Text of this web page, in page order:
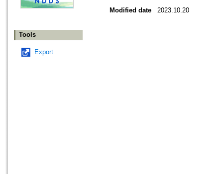
Tools
Export
Modified date
2023.10.20